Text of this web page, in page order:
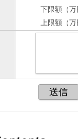
下限額（万
上限額（